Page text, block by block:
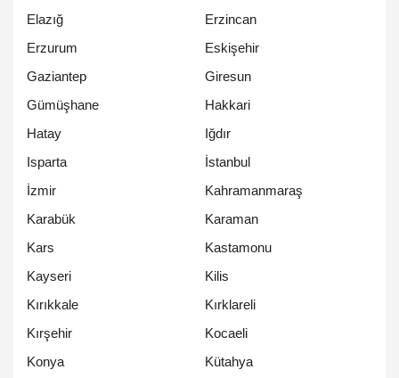
Elazığ
Erzincan
Erzurum
Eskişehir
Gaziantep
Giresun
Gümüşhane
Hakkari
Hatay
Iğdır
Isparta
İstanbul
İzmir
Kahramanmaraş
Karabük
Karaman
Kars
Kastamonu
Kayseri
Kilis
Kırıkkale
Kırklareli
Kırşehir
Kocaeli
Konya
Kütahya